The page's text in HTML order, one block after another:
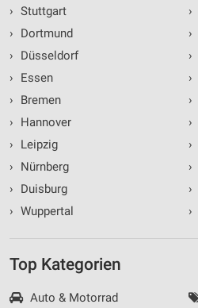
› Stuttgart
›
Dortmund
›
Düsseldorf
›
Essen
›
Bremen
›
Hannover
›
Leipzig
›
Nürnberg
›
Duisburg
› Wuppertal
›
›
›
›
›
›
›
›
›
›
Top Kategorien
Auto & Motorrad